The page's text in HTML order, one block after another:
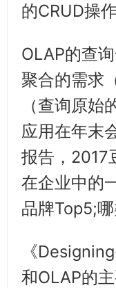
的CRUD操作
OLAP的查
聚合的需求
（查询原
应用在年末
报告，2017
在企业中的
品牌Top5;
《
和OLAP的